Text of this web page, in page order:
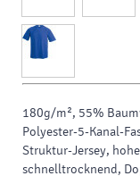
180g/m², 55%
Polyester-5-Kanal-
Struktur-Jersey,
schnelltrocknend,